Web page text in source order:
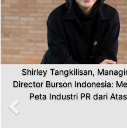
Shirley Tangkilisan,
Director Burson Indonesia:
Peta Industri PR dari Atas